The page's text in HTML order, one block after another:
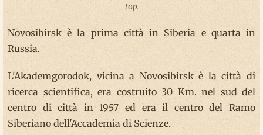
top.
Novosibirsk è la prima città in Siberia e quarta in
Russia.
L'Akademgorodok, vicina a Novosibirsk è la città di
ricerca scientifica, era costruito 30 Km. nel sud del
centro di città in 1957 ed era il centro del Ramo
Siberiano dell'Accademia di Scienze.